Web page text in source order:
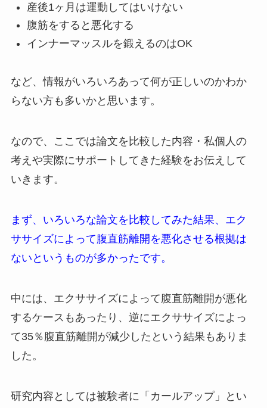
産後1ヶ月は運動してはいけない
腹筋をすると悪化する
インナーマッスルを鍛えるのはOK
など、情報がいろいろあって何が正しいのかわか
らない方も多いかと思います。
なので、ここでは論文を比較した内容・私個人の
考えや実際にサポートしてきた経験をお伝えして
いきます。
まず、いろいろな論文を比較してみた結果、エク
ササイズによって腹直筋離開を悪化させる根拠は
ないというものが多かったです。
中には、エクササイズによって腹直筋離開が悪化
するケースもあったり、逆にエクササイズによっ
て35％腹直筋離開が減少したという結果もありま
した。
研究内容としては被験者に「カールアップ」とい